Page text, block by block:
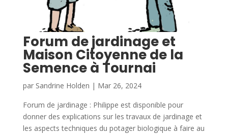
Forum de jardinage et
Maison Citoyenne de la
Semence à Tournai
par Sandrine Holden | Mar 26, 2024
Forum de jardinage : Philippe est disponible pour
donner des explications sur les travaux de jardinage et
les aspects techniques du potager biologique à faire au